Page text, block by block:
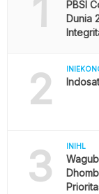
1
PBSI
Dunia
2
3 INIHL